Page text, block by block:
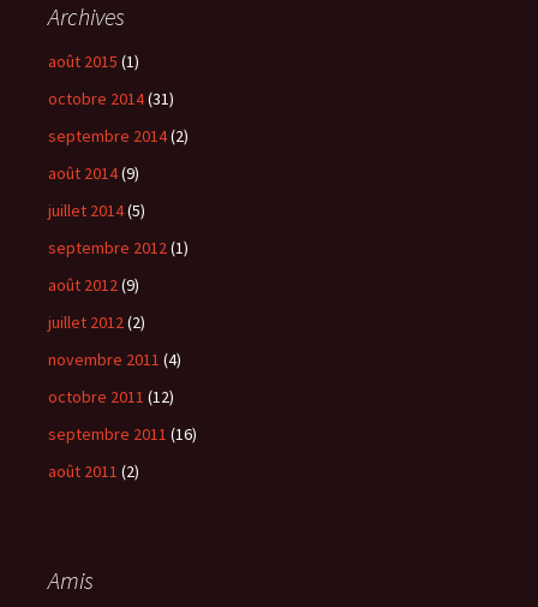
Archives
août 2015 (1)
octobre 2014(31)
septembre 2014(2)
août 2014(9)
juillet 2014(5)
septembre 2012(1)
août 2012(9)
juillet 2012(2)
novembre 2011 (4)
octobre 2011 (12)
septembre 2011 (16)
août 2011 (2)
Amis